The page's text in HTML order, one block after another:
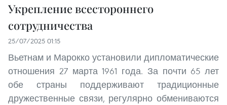
Укрепление всестороннего
сотрудничества
25/07/2025 01:15
Вьетнам и Марокко установили дипломатические
отношения 27 марта 1961 года. За почти 65 лет
обе страны поддерживают традиционные
дружественные связи, регулярно обмениваются